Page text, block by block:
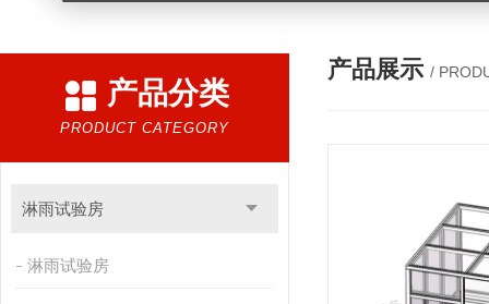
产品分类
PRODUCT CATEGORY
淋雨试验房
淋雨试验房
产品展示 /